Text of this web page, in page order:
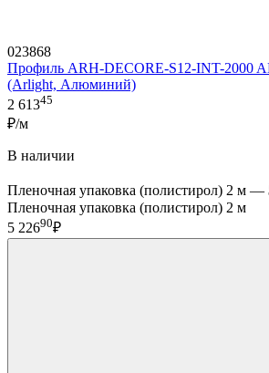
023868
Профиль ARH-DECORE-S12-INT-2000
(Arlight, Алюминий)
2 61345
₽/м
В наличии
Пленочная упаковка (полистирол) 2 м —
Пленочная упаковка (полистирол) 2 м
5 22690₽